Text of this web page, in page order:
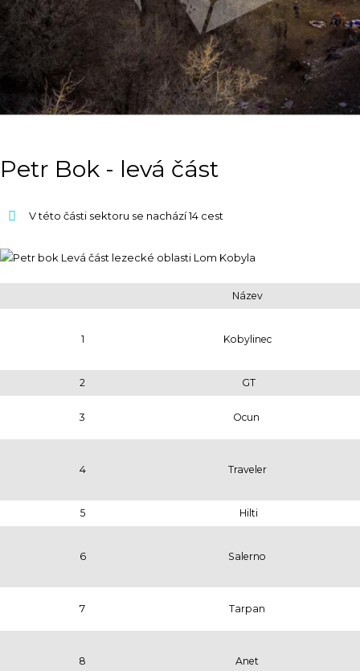
Petr Bok - levá část
V této části sektoru se nachází 14 cest
Název
1 Kobylinec
2 GT
3 Ocun
4 Traveler
5 Hilti
6 Salerno
7 Tarpan
8 Anet